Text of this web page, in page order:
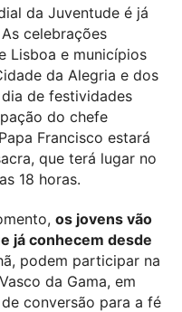
da Juventude é já
celebrações
Lisboa e municípios
da Alegria e dos
de festividades
do chefe
Francisco estará
que terá lugar no
18 horas.
os jovens vão
já conhecem desde
podem participar na
da Gama, em
conversão para a fé